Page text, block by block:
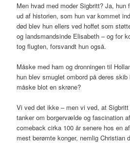
Men hvad med moder Sigbritt? Ja, hun
ud af historien, som hun var kommet
død blev hun ellers ved hoffet som
og landsmandsinde Elisabeth – og for
tog flugten, forsvandt hun også.
Måske med ham og dronningen til
hun blev smuglet ombord på deres
måske blot en skrøne?
Vi ved det ikke – men vi ved, at Sigbritt
tanker om borgervælde og fascination
comeback cirka 100 år senere hos en
mest berømte konger, nemlig Christian